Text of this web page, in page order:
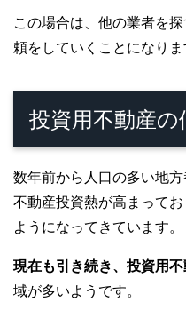
この場合は、他の業者を
頼をしていくことになりま
投資用不動産の
数年前から人口の多い地
不動産投資熱が高まって
ようになってきています。
現在も引き続き、投資用
域が多いようです。